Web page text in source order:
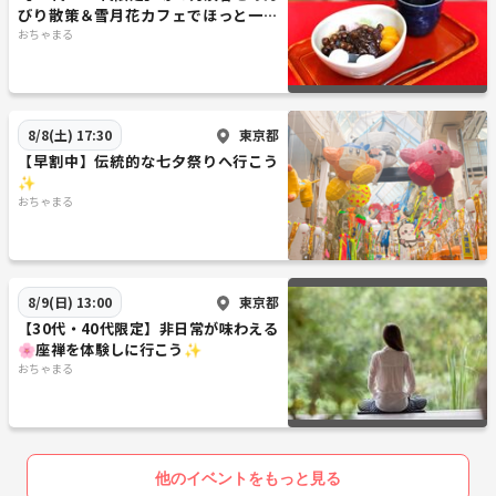
びり散策＆雪月花カフェでほっと一息
🍰☕️
おちゃまる
8/8(土) 17:30 東京都
【早割中】伝統的な七夕祭りへ行こう
✨
おちゃまる
8/9(日) 13:00 東京都
【30代・40代限定】非日常が味わえる
🌸座禅を体験しに行こう✨
おちゃまる
他のイベントをもっと見る